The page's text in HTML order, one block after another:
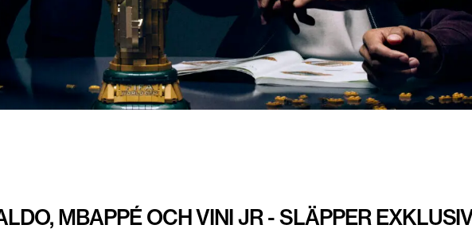
MBAPPÉ OCH VINI JR - SLÄPPER